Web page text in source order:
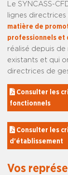
Le SYNCASS-
lignes
matière de
professionnels et
réalisé depuis
existants et qui
directrices de
Consulter les
fonctionnels
Consulter les
d'établissement
Vos